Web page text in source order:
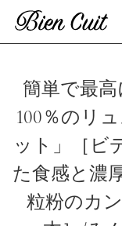
パン一覧
簡単で最
100％のリ
ット」［ビ
た食感と濃
粒粉のカ